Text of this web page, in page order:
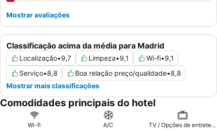
Classificação acima da média para Madrid
Localização•9,7 Limpeza•9,1 Wi-fi•9,1
Serviço•8,8 Boa relação preço/qualidade•8,8
Mostrar mais classificações
Mostrar avaliações
Comodidades principais do hotel
Wi-fi A/C TV / Opções de entretenimento